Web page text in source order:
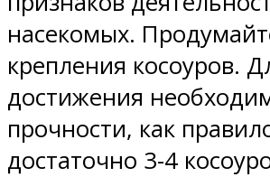
насекомых.
крепления косоуров.
достижения
прочности, как
достаточно 3-4